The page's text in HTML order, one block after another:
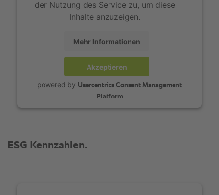
der Nutzung des Service zu, um diese
Inhalte anzuzeigen.
Mehr Informationen
Akzeptieren
powered by Usercentrics Consent Management
Platform